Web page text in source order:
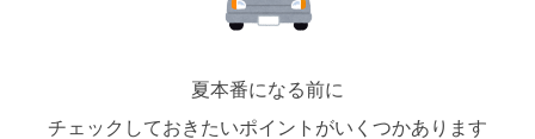
夏本番になる前に
チェックしておきたいポイントがいくつかあります